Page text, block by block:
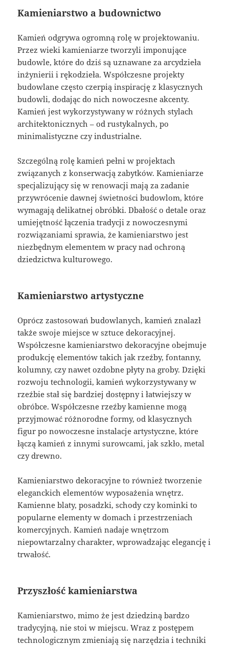
Kamieniarstwo a budownictwo
Kamień odgrywa ogromną rolę w projektowaniu.
Przez wieki kamieniarze tworzyli imponujące
budowle, które do dziś są uznawane za arcydzieła
inżynierii i rękodzieła. Współczesne projekty
budowlane często czerpią inspirację z klasycznych
budowli, dodając do nich nowoczesne akcenty.
Kamień jest wykorzystywany w różnych stylach
architektonicznych – od rustykalnych, po
minimalistyczne czy industrialne.
Szczególną rolę kamień pełni w projektach
związanych z konserwacją zabytków. Kamieniarze
specjalizujący się w renowacji mają za zadanie
przywrócenie dawnej świetności budowlom, które
wymagają delikatnej obróbki. Dbałość o detale oraz
umiejętność łączenia tradycji z nowoczesnymi
rozwiązaniami sprawia, że kamieniarstwo jest
niezbędnym elementem w pracy nad ochroną
dziedzictwa kulturowego.
Kamieniarstwo artystyczne
Oprócz zastosowań budowlanych, kamień znalazł
także swoje miejsce w sztuce dekoracyjnej.
Współczesne kamieniarstwo dekoracyjne obejmuje
produkcję elementów takich jak rzeźby, fontanny,
kolumny, czy nawet ozdobne płyty na groby. Dzięki
rozwoju technologii, kamień wykorzystywany w
rzeźbie stał się bardziej dostępny i łatwiejszy w
obróbce. Współczesne rzeźby kamienne mogą
przyjmować różnorodne formy, od klasycznych
figur po nowoczesne instalacje artystyczne, które
łączą kamień z innymi surowcami, jak szkło, metal
czy drewno.
Kamieniarstwo dekoracyjne to również tworzenie
eleganckich elementów wyposażenia wnętrz.
Kamienne blaty, posadzki, schody czy kominki to
popularne elementy w domach i przestrzeniach
komercyjnych. Kamień nadaje wnętrzom
niepowtarzalny charakter, wprowadzając elegancję i
trwałość.
Przyszłość kamieniarstwa
Kamieniarstwo, mimo że jest dziedziną bardzo
tradycyjną, nie stoi w miejscu. Wraz z postępem
technologicznym zmieniają się narzędzia i techniki